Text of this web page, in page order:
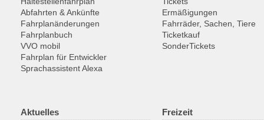
Abfahrten & Ankünfte
Fahrplanänderungen
Fahrplanbuch
VVO mobil
Fahrplan für Entwickler
Sprachassistent Alexa
Ermäßigungen
Fahrräder, Sachen, Tiere
Ticketkauf
SonderTickets
Aktuelles Freizeit